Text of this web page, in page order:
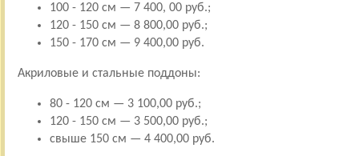
100 - 120 см — 7 400, 00 руб.;
120 - 150 см — 8 800,00 руб.;
150 - 170 см — 9 400,00 руб.
Акриловые и стальные поддоны:
80 - 120 см — 3 100,00 руб.;
120 - 150 см — 3 500,00 руб.;
свыше 150 см — 4 400,00 руб.